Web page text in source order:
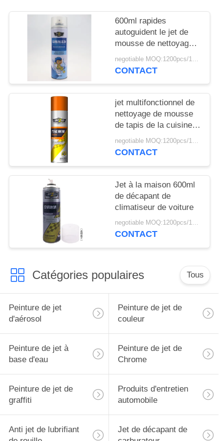
SITE
PRIVACY
600ml rapides
autoguident le jet de
mousse de nettoyage
de toilette
negotiable MOQ:1200pcs/100ctns pour chaque couleur
CONTACT
jet multifonctionnel de
nettoyage de mousse
de tapis de la cuisine
600ml
negotiable MOQ:1200pcs/100ctns pour chaque couleur
CONTACT
Jet à la maison 600ml
de décapant de
climatiseur de voiture
negotiable MOQ:1200pcs/100ctns pour chaque couleur
CONTACT
Catégories populaires Tous
Peinture de jet
d'aérosol
Peinture de jet de
couleur
Peinture de jet à
base d'eau
Peinture de jet de
Chrome
Peinture de jet de
graffiti
Produits d'entretien
automobile
Anti jet de lubrifiant
Jet de décapant de